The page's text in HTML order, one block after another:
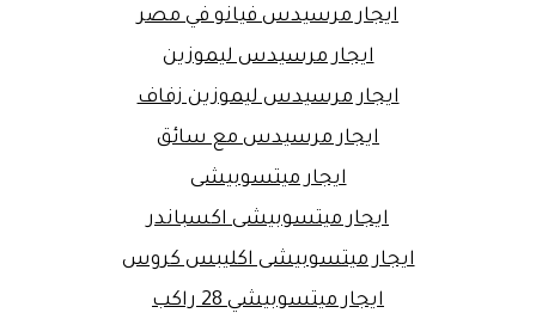
ايجار مرسيدس فيانو في مصر
ايجار مرسيدس ليموزين
ايجار مرسيدس ليموزين زفاف
ايجار مرسيدس مع سائق
ايجار ميتسوبيشى
ايجار ميتسوبيشى اكسباندر
ايجار ميتسوبيشى اكليبس كروس
ايجار ميتسوبيشي 28 راكب